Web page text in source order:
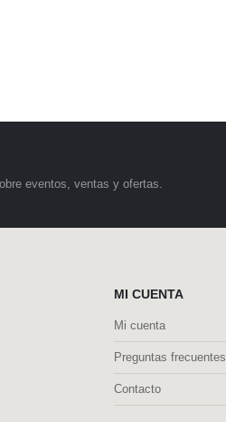
eventos, ventas y ofertas.
MI CUENTA
Mi cuenta
Preguntas frecuentes
Contacto